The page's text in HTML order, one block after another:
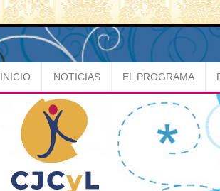
INICIO NOTICIAS EL PROGRAMA